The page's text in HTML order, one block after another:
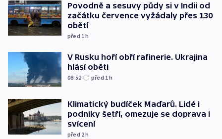
Povodně a sesuvy půdy si v Indii od
začátku července vyžádaly přes 130
obětí
před 1h
V Rusku hoří obří rafinerie. Ukrajina
hlásí oběti
08:52 před 1h
Klimatický budíček Maďarů. Lidé i
podniky šetří, omezuje se doprava i
svícení
před 2h